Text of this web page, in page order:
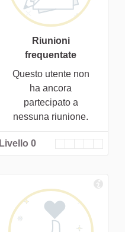
Riunioni
frequentate
Questo utente non
ha ancora
partecipato a
nessuna riunione.
Livello 0